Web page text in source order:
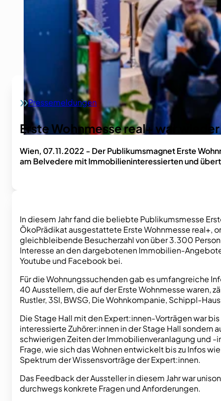
Home
Pressemeldungen
Erste Wohnmesse real+ war
Wien, 07.11.2022 - Der Publikumsmagnet Erste
am Belvedere mit Immobilieninteressierten und
In diesem Jahr fand die beliebte Publikumsmesse
ÖkoPrädikat ausgestattete Erste Wohnmesse real+,
gleichbleibende Besucherzahl von über 3.300
Interesse an den dargebotenen Immobilien-
Youtube und Facebook bei.
Für die Wohnungssuchenden gab es umfangreiche
40 Ausstellern, die auf der Erste Wohnmesse waren,
Rustler, 3SI, BWSG, Die Wohnkompanie, Schippl-
Die Stage Hall mit den Expert:innen-Vorträgen war
interessierte Zuhörer:innen in der Stage Hall sondern
schwierigen Zeiten der Immobilienveranlagung und
Frage, wie sich das Wohnen entwickelt bis zu Infos
Spektrum der Wissensvorträge der Expert:innen.
Das Feedback der Aussteller in diesem Jahr war
durchwegs konkrete Fragen und Anforderungen.